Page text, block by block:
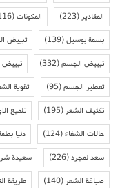
المقادير(223) المكونات(116)
بسمة بوسيل(139) تبييض
تبييض الجسم(332) تبييض
تعطير الجسم(95) تقوية
تكثيف الشعر(195) تلميع
حالات الشفاء(124) دنيا
سعد لمجرد(226) سعيدة
صباغة الشعر(140) طريقة